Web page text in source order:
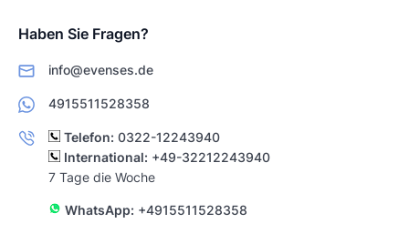
Haben Sie Fragen?
info@evenses.de
4915511528358
Telefon: 0322-12243940
International: +49-32212243940
7 Tage die Woche
WhatsApp: +4915511528358